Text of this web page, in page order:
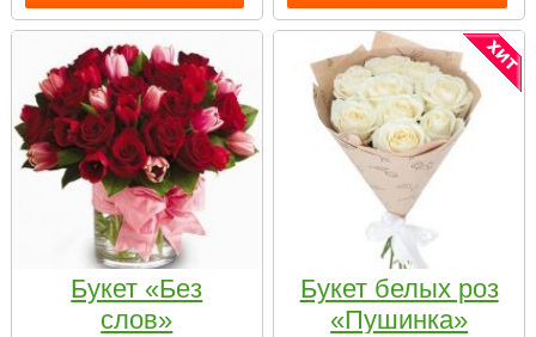
Букет «Без
слов»
Букет белых роз
«Пушинка»